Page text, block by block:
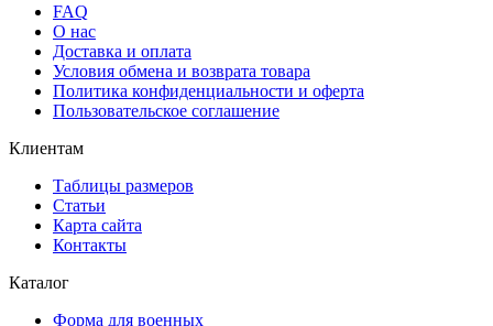
FAQ
О нас
Доставка и оплата
Условия обмена и возврата товара
Политика конфиденциальности и оферта
Пользовательское соглашение
Клиентам
Таблицы размеров
Статьи
Карта сайта
Контакты
Каталог
Форма для военных